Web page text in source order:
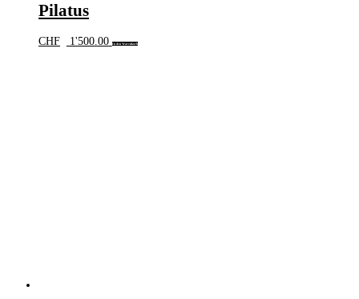
Pilatus
CHF 1'500.00 In den Warenkorb